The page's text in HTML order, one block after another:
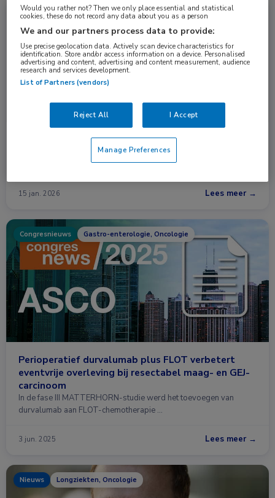
Nieuws Longziekten, Oncologie
Tarlatamab effectief als onderhoud bij SCLC
Tarlatamab plus een PD-L1-remmer als onderhoudsbehandeling
na eerstelijns chemo-immunotherapie …
15 jan. 2026 Lees meer →
Congresnieuws Gastro-enterologie, Oncologie
Perioperatief durvalumab plus FLOT verbetert
eventvrije overleving bij resectabel maag- en GEJ-
carcinoom
In de fase III MATTERHORN-studie werd het toevoegen van
durvalumab aan FLOT-chemotherapie …
3 jun. 2025 Lees meer →
Nieuws Longziekten, Oncologie
Would you rather not? Then we only place essential and statistical
cookies, these do not record any data about you as a person
We and our partners process data to provide:
Use precise geolocation data. Actively scan device characteristics for
identification. Store and/or access information on a device. Personalised
advertising and content, advertising and content measurement, audience
research and services development.
List of Partners (vendors)
Reject All I Accept
Manage Preferences